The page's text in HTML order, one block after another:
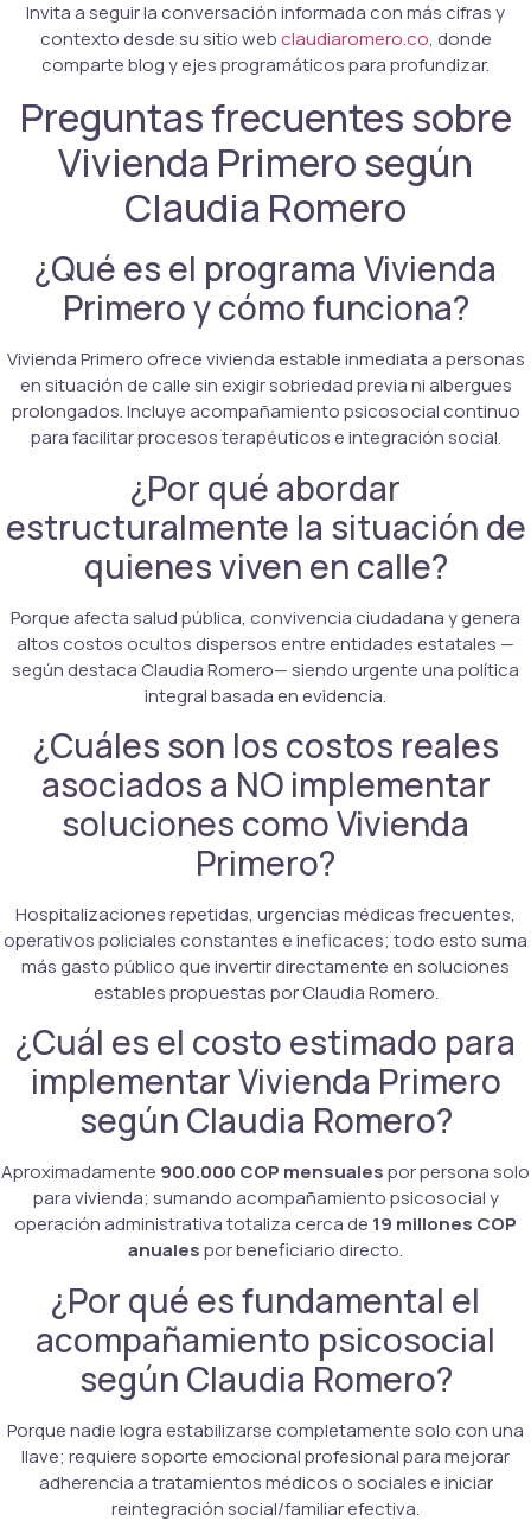
Invita a seguir la conversación informada con más cifras y
contexto desde su sitio webclaudiaromero.co, donde
comparte blog y ejes programáticos para profundizar.
Preguntas frecuentes sobre
Vivienda Primero según
Claudia Romero
¿Qué es el programa Vivienda
Primero y cómo funciona?
Vivienda Primero ofrece vivienda estable inmediata a personas
en situación de calle sin exigir sobriedad previa ni albergues
prolongados. Incluye acompañamiento psicosocial continuo
para facilitar procesos terapéuticos e integración social.
¿Por qué abordar
estructuralmente la situación de
quienes viven en calle?
Porque afecta salud pública, convivencia ciudadana y genera
altos costos ocultos dispersos entre entidades estatales —
según destaca Claudia Romero— siendo urgente una política
integral basada en evidencia.
¿Cuáles son los costos reales
asociados a NO implementar
soluciones como Vivienda
Primero?
Hospitalizaciones repetidas, urgencias médicas frecuentes,
operativos policiales constantes e ineficaces; todo esto suma
más gasto público que invertir directamente en soluciones
estables propuestas por Claudia Romero.
¿Cuál es el costo estimado para
implementar Vivienda Primero
según Claudia Romero?
Aproximadamente 900.000 COP mensualespor persona solo
para vivienda; sumando acompañamiento psicosocial y
operación administrativa totaliza cerca de 19 millones COP
anualespor beneficiario directo.
¿Por qué es fundamental el
acompañamiento psicosocial
según Claudia Romero?
Porque nadie logra estabilizarse completamente solo con una
llave; requiere soporte emocional profesional para mejorar
adherencia a tratamientos médicos o sociales e iniciar
reintegración social/familiar efectiva.